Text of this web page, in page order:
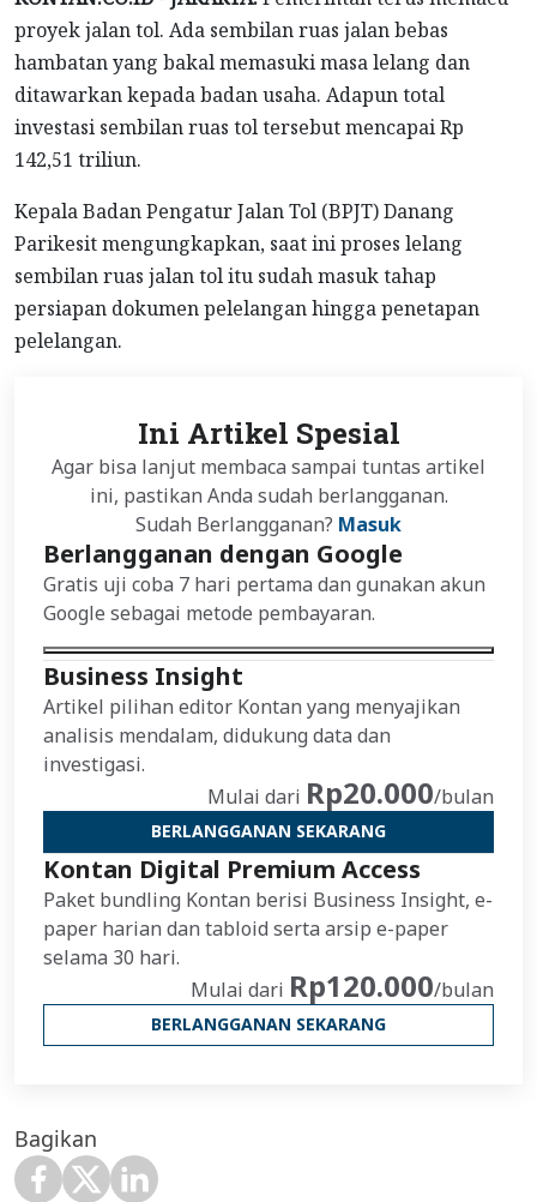
proyek jalan tol. Ada sembilan ruas jalan bebas
hambatan yang bakal memasuki masa lelang dan
ditawarkan kepada badan usaha. Adapun total
investasi sembilan ruas tol tersebut mencapai Rp
142,51 triliun.
Kepala Badan Pengatur Jalan Tol (BPJT) Danang
Parikesit mengungkapkan, saat ini proses lelang
sembilan ruas jalan tol itu sudah masuk tahap
persiapan dokumen pelelangan hingga penetapan
pelelangan.
Ini Artikel Spesial
Agar bisa lanjut membaca sampai tuntas artikel
ini, pastikan Anda sudah berlangganan.
Sudah Berlangganan? Masuk
Berlangganan dengan Google
Gratis uji coba 7 hari pertama dan gunakan akun
Google sebagai metode pembayaran.
Business Insight
Artikel pilihan editor Kontan yang menyajikan
analisis mendalam, didukung data dan
investigasi.
Mulai dari Rp20.000/bulan
BERLANGGANAN SEKARANG
Kontan Digital Premium Access
Paket bundling Kontan berisi Business Insight, e-
paper harian dan tabloid serta arsip e-paper
selama 30 hari.
Mulai dari Rp120.000/bulan
BERLANGGANAN SEKARANG
Bagikan